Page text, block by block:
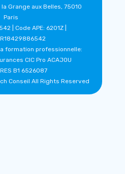
Grange aux Belles, 75010
Paris
| Code APE: 6201Z |
formation professionnelle:
CIC Pro ACAJOU
B1 6526087
Conseil All Rights Reserved